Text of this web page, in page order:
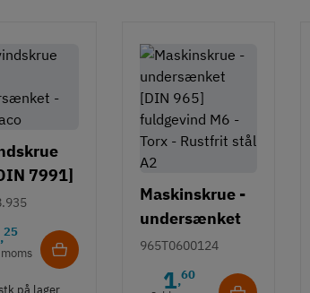
7991]
,25
på lager
Maskinskrue -
undersænket
[DIN 965]
fuldgevind M6
965T0600124
1,60